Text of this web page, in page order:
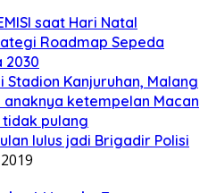
saat Hari Natal
Roadmap Sepeda
2030
Kanjuruhan, Malang
ketempelan Macan
tidak pulang
lulus jadi Brigadir Polisi